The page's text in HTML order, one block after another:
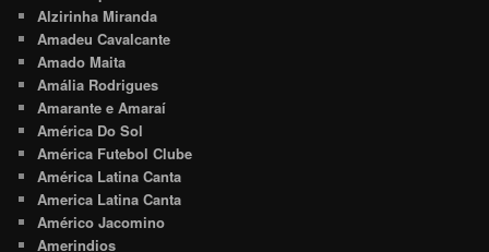
Alzirinha Miranda
Amadeu Cavalcante
Amado Maita
Amália Rodrigues
Amarante e Amaraí
América Do Sol
América Futebol Clube
América Latina Canta
America Latina Canta
Américo Jacomino
Amerindios